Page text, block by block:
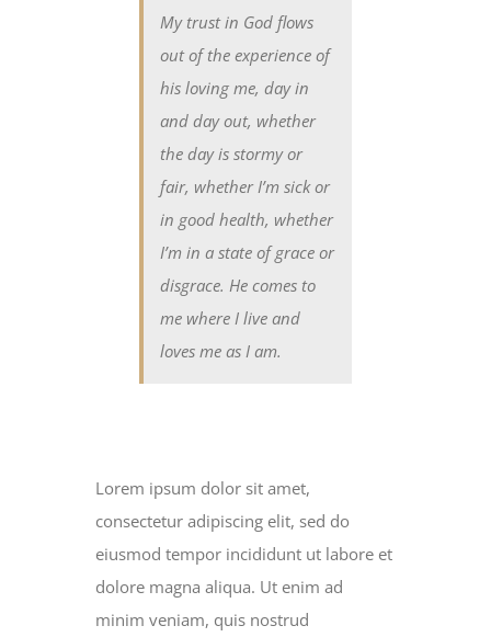
My trust in God flows
out of the experience of
his loving me, day in
and day out, whether
the day is stormy or
fair, whether I’m sick or
in good health, whether
I’m in a state of grace or
disgrace. He comes to
me where I live and
loves me as I am.
Lorem ipsum dolor sit amet,
consectetur adipiscing elit, sed do
eiusmod tempor incididunt ut labore et
dolore magna aliqua. Ut enim ad
minim veniam, quis nostrud